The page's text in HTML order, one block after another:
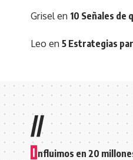
Griselen 10 Señales de
Leo en 5 Estrategias
//
I nfluimos en 20